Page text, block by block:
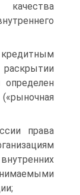
кредитным
права